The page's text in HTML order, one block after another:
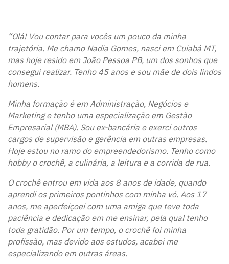
“Olá! Vou contar para vocês um pouco da minha
trajetória. Me chamo Nadia Gomes, nasci em Cuiabá MT,
mas hoje resido em João Pessoa PB, um dos sonhos que
consegui realizar. Tenho 45 anos e sou mãe de dois lindos
homens.
Minha formação é em Administração, Negócios e
Marketing e tenho uma especialização em Gestão
Empresarial (MBA). Sou ex-bancária e exerci outros
cargos de supervisão e gerência em outras empresas.
Hoje estou no ramo do empreendedorismo. Tenho como
hobby o crochê, a culinária, a leitura e a corrida de rua.
O crochê entrou em vida aos 8 anos de idade, quando
aprendi os primeiros pontinhos com minha vó. Aos 17
anos, me aperfeiçoei com uma amiga que teve toda
paciência e dedicação em me ensinar, pela qual tenho
toda gratidão. Por um tempo, o crochê foi minha
profissão, mas devido aos estudos, acabei me
especializando em outras áreas.